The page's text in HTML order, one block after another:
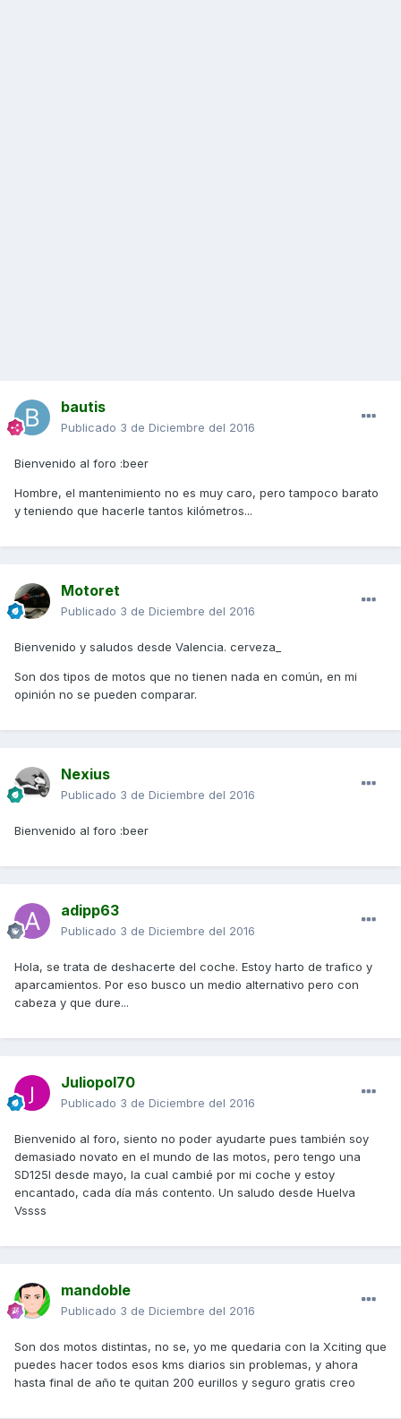
bautis
Publicado 3 de Diciembre del 2016
Bienvenido al foro :beer
Hombre, el mantenimiento no es muy caro, pero tampoco barato
y teniendo que hacerle tantos kilómetros...
Motoret
Publicado 3 de Diciembre del 2016
Bienvenido y saludos desde Valencia. cerveza_
Son dos tipos de motos que no tienen nada en común, en mi
opinión no se pueden comparar.
Nexius
Publicado 3 de Diciembre del 2016
Bienvenido al foro :beer
adipp63
Publicado 3 de Diciembre del 2016
Hola, se trata de deshacerte del coche. Estoy harto de trafico y
aparcamientos. Por eso busco un medio alternativo pero con
cabeza y que dure...
Juliopol70
Publicado 3 de Diciembre del 2016
Bienvenido al foro, siento no poder ayudarte pues también soy
demasiado novato en el mundo de las motos, pero tengo una
SD125I desde mayo, la cual cambié por mi coche y estoy
encantado, cada día más contento. Un saludo desde Huelva
Vssss
mandoble
Publicado 3 de Diciembre del 2016
Son dos motos distintas, no se, yo me quedaria con la Xciting que
puedes hacer todos esos kms diarios sin problemas, y ahora
hasta final de año te quitan 200 eurillos y seguro gratis creo